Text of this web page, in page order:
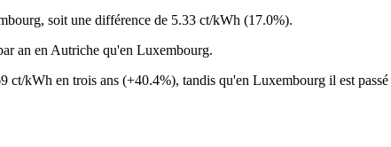
soit une différence de 5.33 ct/kWh (17.0%).
an en Autriche qu'en Luxembourg.
ct/kWh en trois ans (+40.4%), tandis qu'en Luxembourg il est